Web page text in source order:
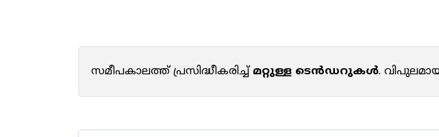
സമീപകാലത്ത് പ്രസിദ്ധീകരിച്ച്മറ്റുള്ള ടെൻഡറുകൾ.